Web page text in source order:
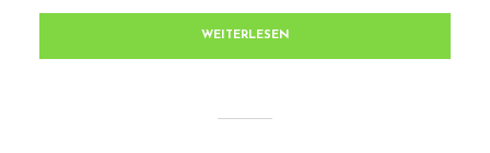
WEITERLESEN